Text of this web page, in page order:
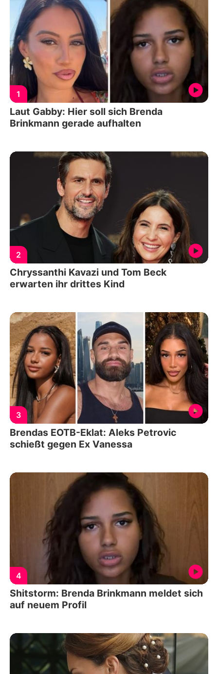
1
Laut Gabby: Hier soll sich Brenda
Brinkmann gerade aufhalten
2
Chryssanthi Kavazi und Tom Beck
erwarten ihr drittes Kind
3
Brendas EOTB-Eklat: Aleks Petrovic
schießt gegen Ex Vanessa
4
Shitstorm: Brenda Brinkmann meldet sich
auf neuem Profil